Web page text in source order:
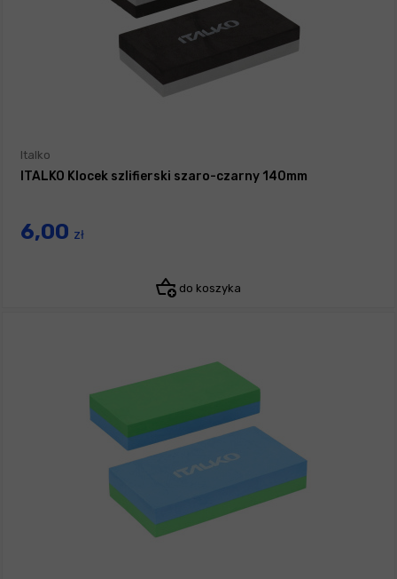
Italko
ITALKO Klocek szlifierski szaro-czarny 140mm
6,00 zł
do koszyka